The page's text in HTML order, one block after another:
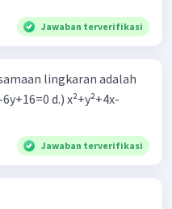
Jawaban terverifikasi
lingkaran adalah
d.) x²+y²+4x-
Jawaban terverifikasi